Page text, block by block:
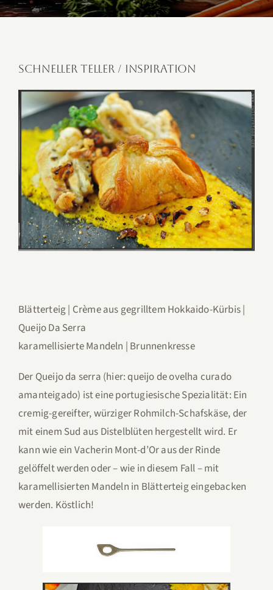
Schneller Teller / Inspiration
Blätterteig | Crème aus gegrilltem Hokkaido-Kürbis |
Queijo Da Serra
karamellisierte Mandeln | Brunnenkresse
Der Queijo da serra (hier: queijo de ovelha curado
amanteigado) ist eine portugiesische Spezialität: Ein
cremig-gereifter, würziger Rohmilch-Schafskäse, der
mit einem Sud aus Distelblüten hergestellt wird. Er
kann wie ein Vacherin Mont-d’Or aus der Rinde
gelöffelt werden oder – wie in diesem Fall – mit
karamellisierten Mandeln in Blätterteig eingebacken
werden. Köstlich!